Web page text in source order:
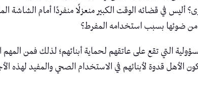
في قضائه الوقت الكبير منعزلًا منفردًا أمام الشاشة
ضوئها بسبب استخدامه المفرط؟
التي تقع على عاتقهم لحماية أبنائهم؛ لذلك فمن
الأهل قدوة لأبنائهم في الاستخدام الصحي والمفيد لهذه